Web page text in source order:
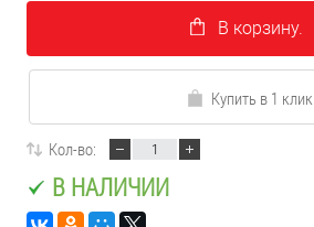
В корзину.
Купить в 1 клик
Кол-во:
В НАЛИЧИИ